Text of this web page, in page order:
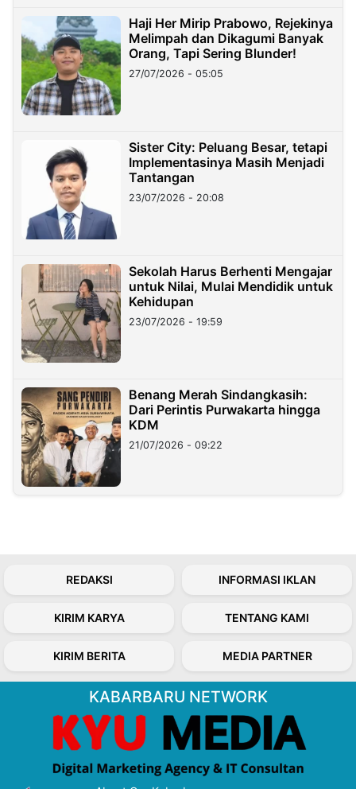
Haji Her Mirip Prabowo, Rejekinya
Melimpah dan Dikagumi Banyak
Orang, Tapi Sering Blunder!
27/07/2026 - 05:05
Sister City: Peluang Besar, tetapi
Implementasinya Masih Menjadi
Tantangan
23/07/2026 - 20:08
Sekolah Harus Berhenti Mengajar
untuk Nilai, Mulai Mendidik untuk
Kehidupan
23/07/2026 - 19:59
Benang Merah Sindangkasih:
Dari Perintis Purwakarta hingga
KDM
21/07/2026 - 09:22
REDAKSI INFORMASI IKLAN
KIRIM KARYA TENTANG KAMI
KIRIM BERITA MEDIA PARTNER
KABARBARU NETWORK